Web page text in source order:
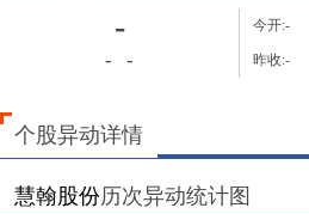
-
- -
今开:-
昨收:-
个股异动详情
慧翰股份历次异动统计图